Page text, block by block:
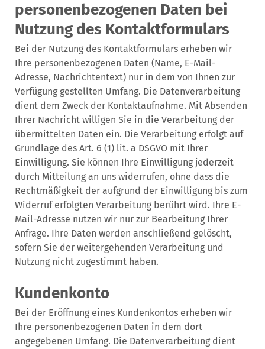
personenbezogenen Daten bei
Nutzung des Kontaktformulars
Bei der Nutzung des Kontaktformulars erheben wir
Ihre personenbezogenen Daten (Name, E-Mail-
Adresse, Nachrichtentext) nur in dem von Ihnen zur
Verfügung gestellten Umfang. Die Datenverarbeitung
dient dem Zweck der Kontaktaufnahme. Mit Absenden
Ihrer Nachricht willigen Sie in die Verarbeitung der
übermittelten Daten ein. Die Verarbeitung erfolgt auf
Grundlage des Art. 6 (1) lit. a DSGVO mit Ihrer
Einwilligung. Sie können Ihre Einwilligung jederzeit
durch Mitteilung an uns widerrufen, ohne dass die
Rechtmäßigkeit der aufgrund der Einwilligung bis zum
Widerruf erfolgten Verarbeitung berührt wird. Ihre E-
Mail-Adresse nutzen wir nur zur Bearbeitung Ihrer
Anfrage. Ihre Daten werden anschließend gelöscht,
sofern Sie der weitergehenden Verarbeitung und
Nutzung nicht zugestimmt haben.
Kundenkonto
Bei der Eröffnung eines Kundenkontos erheben wir
Ihre personenbezogenen Daten in dem dort
angegebenen Umfang. Die Datenverarbeitung dient